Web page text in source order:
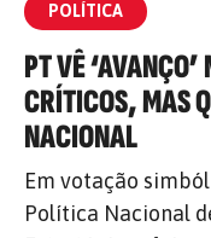
POLÍTICA
PT VÊ
CRÍTICOS, MAS
NACIONAL
Em votação
Política Nacional